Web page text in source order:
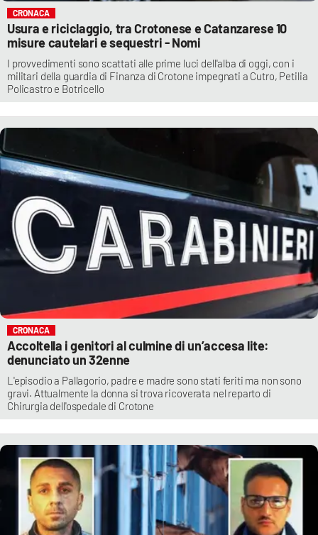
CRONACA
Usura e riciclaggio, tra Crotonese e Catanzarese 10
misure cautelari e sequestri - Nomi
I provvedimenti sono scattati alle prime luci dell'alba di oggi, con i
militari della guardia di Finanza di Crotone impegnati a Cutro, Petilia
Policastro e Botricello
CRONACA
Accoltella i genitori al culmine di un’accesa lite:
denunciato un 32enne
L'episodio a Pallagorio, padre e madre sono stati feriti ma non sono
gravi. Attualmente la donna si trova ricoverata nel reparto di
Chirurgia dell'ospedale di Crotone